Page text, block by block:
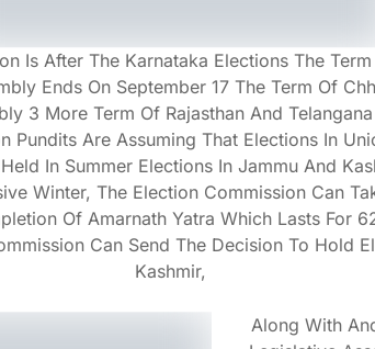
Is After The Karnataka Elections The
Ends On September 17 The Term Of
3 More Term Of Rajasthan And
Pundits Are Assuming That Elections In
In Summer Elections In Jammu And
Winter, The Election Commission Can
Of Amarnath Yatra Which Lasts For
Can Send The Decision To Hold
Kashmir,
Along With